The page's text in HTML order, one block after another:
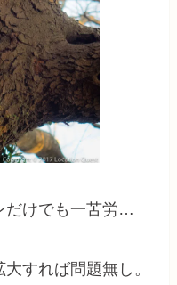
だけでも一苦労…
すれば問題無し。